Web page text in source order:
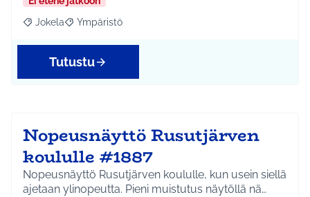
Rajaa tulokset aihepiirin mukaan: Jokela
Jokela Rajaa tulokset teeman mukaan: Ympäristö
Ympäristö
Tutustu
Nopeusnäyttö Rusutjärven
koululle #1887
Nopeusnäyttö Rusutjärven koululle, kun usein siellä
ajetaan ylinopeutta. Pieni muistutus näytöllä nä…